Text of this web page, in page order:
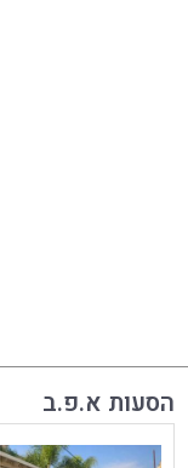
הסעות א.פ.ב